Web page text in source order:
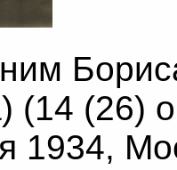
(14 (26)
1934,